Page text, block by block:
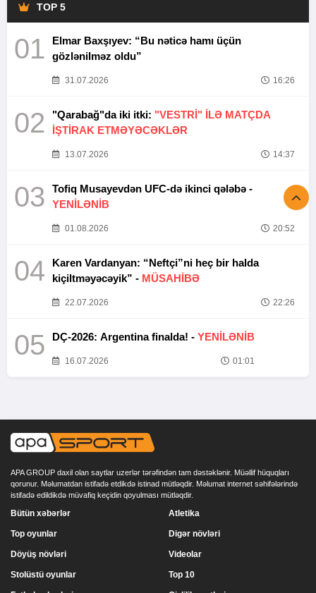
TOP 5
01
Elmar Baxşıyev: “Bu nəticə hamı üçün
gözlənilməz oldu”
31.07.2026 16:26
02 "Qarabağ"da iki itki: "VESTRİ" İLƏ MATÇDA
İŞTİRAK ETMƏYƏCƏKLƏR
13.07.2026 14:37
03
Tofiq Musayevdən UFC-də ikinci qələbə -
YENİLƏNİB
01.08.2026 20:52
04
Karen Vardanyan: “Neftçi”ni heç bir halda
kiçiltməyəcəyik” - MÜSAHİBƏ
22.07.2026 22:26
05 DÇ-2026: Argentina finalda! - YENİLƏNİB
16.07.2026 01:01
APA GROUP daxil olan saytlar uzerlər tərəfindən tam dəstəklənir. Müəllif hüquqları
qorunur. Məlumatdan istifadə etdikdə istinad mütləqdir. Məlumat internet səhifələrində
istifadə edildikdə müvafiq keçidin qoyulması mütləqdir.
Bütün xəbərlər
Top oyunlar
Döyüş növləri
Stolüstü oyunlar
Atletika
Digər növləri
Videolar
Top 10